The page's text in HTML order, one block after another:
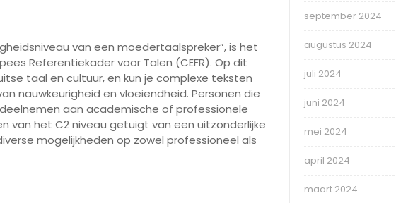
van een moedertaalspreker”, is het
Referentiekader voor Talen (CEFR). Op dit
taal en cultuur, en kun je complexe teksten
nauwkeurigheid en vloeiendheid. Personen die
aan academische of professionele
van het C2 niveau getuigt van een uitzonderlijke
mogelijkheden op zowel professioneel als
september 2024
augustus 2024
juli 2024
juni 2024
mei 2024
april 2024
maart 2024